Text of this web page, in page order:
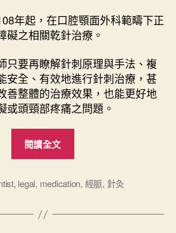
年起，在口腔顎面外科範疇下正
礙之相關乾針治療。
只要再瞭解針刺原理與手法、複
安全、有效地進行針刺治療，甚
善整體的治療效果，也能更好地
或頭頸部疼痛之問題。
閱讀全文
師
針
, legal, medication, 經脈, 針灸